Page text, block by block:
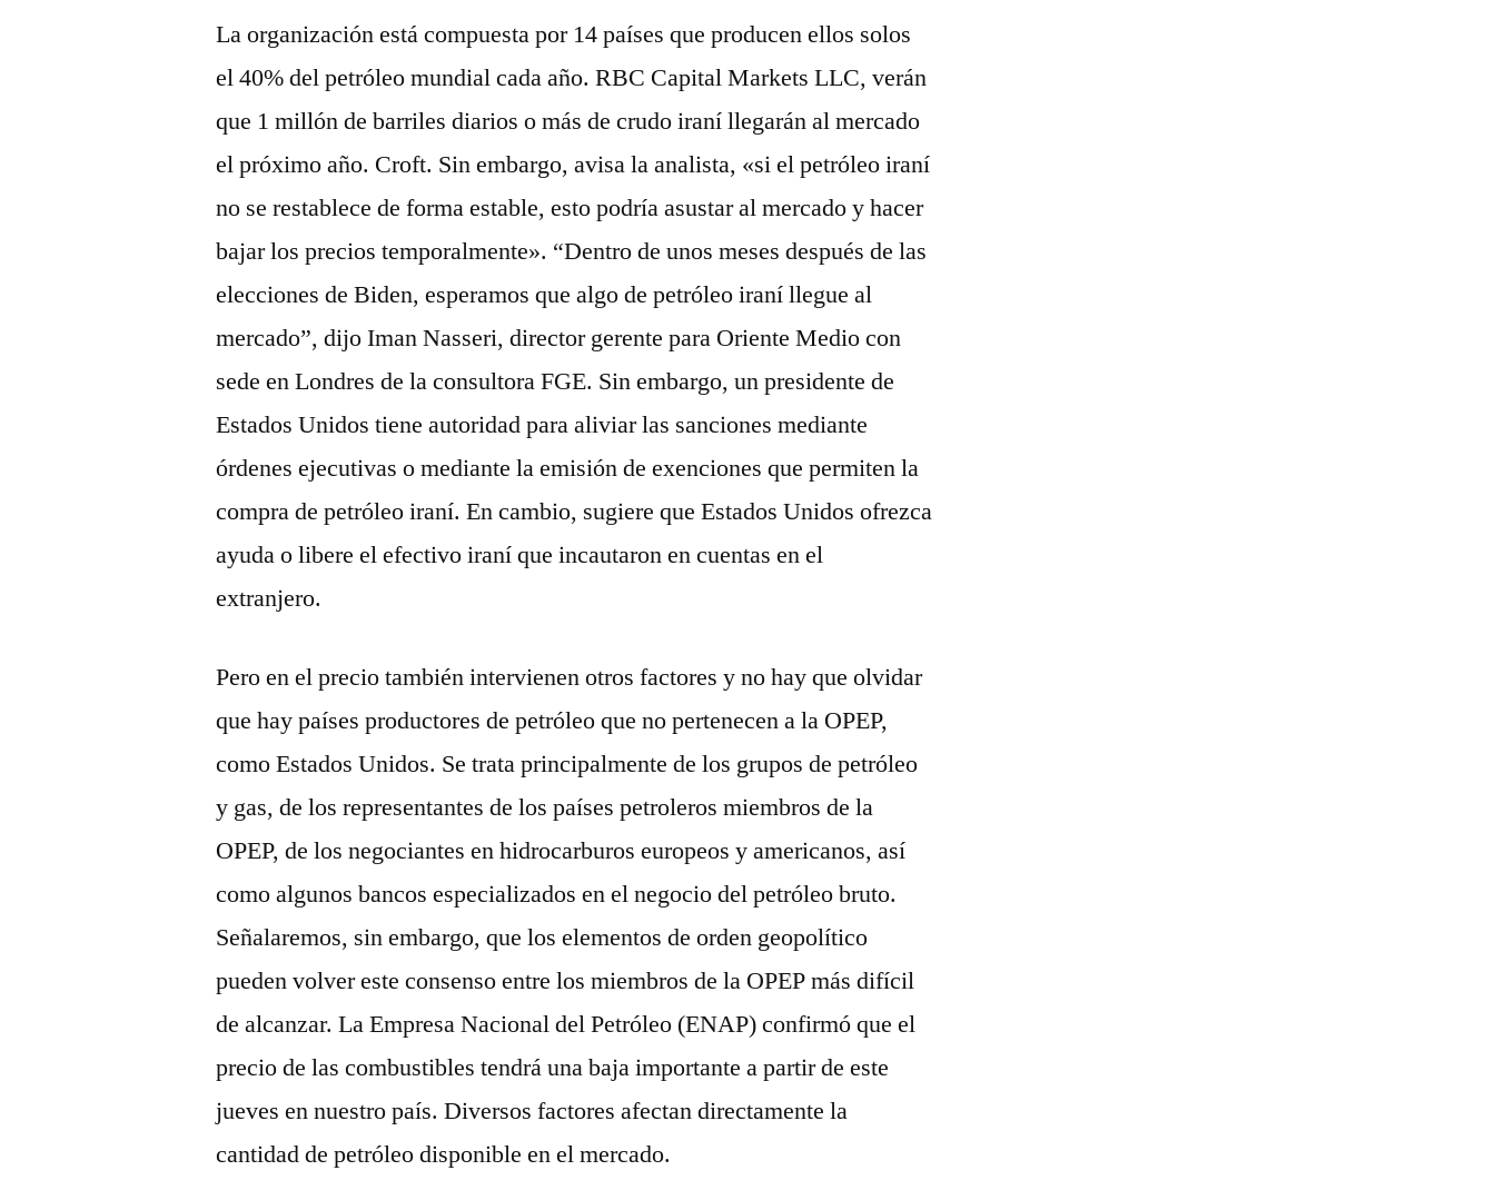
La organización está compuesta por 14 países que producen ellos solos
el 40% del petróleo mundial cada año. RBC Capital Markets LLC, verán
que 1 millón de barriles diarios o más de crudo iraní llegarán al mercado
el próximo año. Croft. Sin embargo, avisa la analista, «si el petróleo iraní
no se restablece de forma estable, esto podría asustar al mercado y hacer
bajar los precios temporalmente». “Dentro de unos meses después de las
elecciones de Biden, esperamos que algo de petróleo iraní llegue al
mercado”, dijo Iman Nasseri, director gerente para Oriente Medio con
sede en Londres de la consultora FGE. Sin embargo, un presidente de
Estados Unidos tiene autoridad para aliviar las sanciones mediante
órdenes ejecutivas o mediante la emisión de exenciones que permiten la
compra de petróleo iraní. En cambio, sugiere que Estados Unidos ofrezca
ayuda o libere el efectivo iraní que incautaron en cuentas en el
extranjero.
Pero en el precio también intervienen otros factores y no hay que olvidar
que hay países productores de petróleo que no pertenecen a la OPEP,
como Estados Unidos. Se trata principalmente de los grupos de petróleo
y gas, de los representantes de los países petroleros miembros de la
OPEP, de los negociantes en hidrocarburos europeos y americanos, así
como algunos bancos especializados en el negocio del petróleo bruto.
Señalaremos, sin embargo, que los elementos de orden geopolítico
pueden volver este consenso entre los miembros de la OPEP más difícil
de alcanzar. La Empresa Nacional del Petróleo (ENAP) confirmó que el
precio de las combustibles tendrá una baja importante a partir de este
jueves en nuestro país. Diversos factores afectan directamente la
cantidad de petróleo disponible en el mercado.